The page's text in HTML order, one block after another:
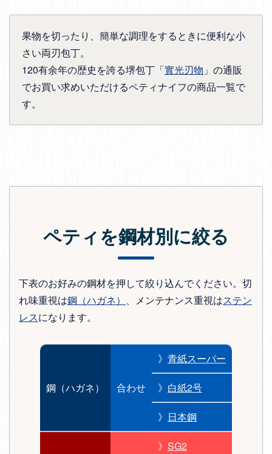
果物を切ったり、簡単な調理をするときに便利な小
さい両刃包丁。
120有余年の歴史を誇る堺包丁「實光刃物 」の通販
でお買い求めいただけるペティナイフの商品一覧で
す。
ペティを鋼材別に絞る
下表のお好みの鋼材を押して絞り込んでください。切
れ味重視は鋼（ハガネ） 、メンテナンス重視はステン
レスになります。
鋼（ハガネ） 合わせ
》 青紙スーパー
》 白紙2号
》 日本鋼
》 SG2